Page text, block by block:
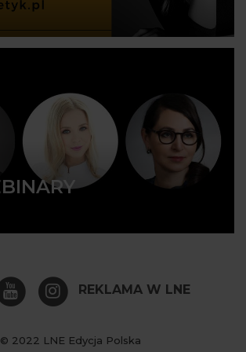
REKLAMA W LNE
© 2022 LNE Edycja Polska